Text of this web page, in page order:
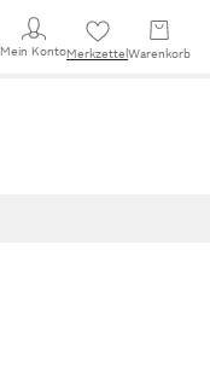
Mein KontoMerkzettel Warenkorb